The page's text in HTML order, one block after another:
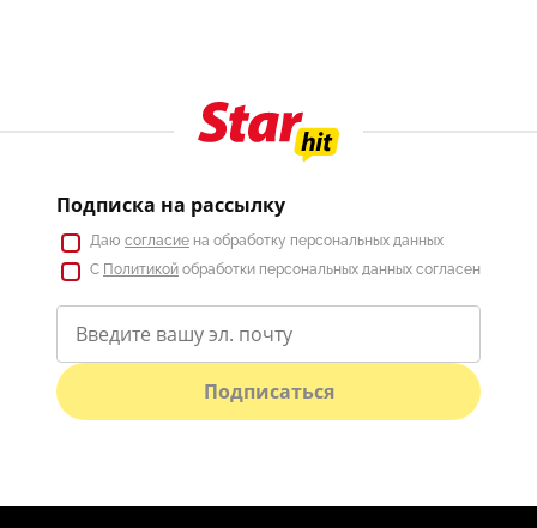
Подписка на рассылку
Даю согласие на обработку персональных данных
С Политикой обработки персональных данных согласен
Подписаться